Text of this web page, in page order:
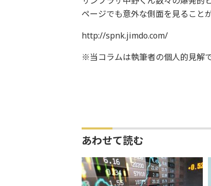
ページでも意外な側面を見ること
http://spnk.jimdo.com/
※当コラムは執筆者の個人的見解
あわせて読む